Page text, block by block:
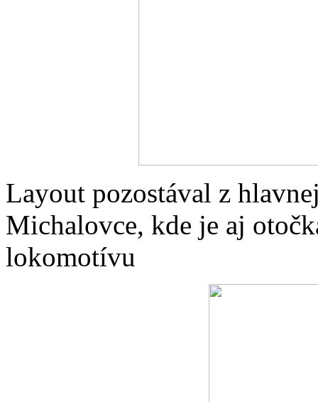
Layout pozostával z
Michalovce, kde je aj
lokomotívu